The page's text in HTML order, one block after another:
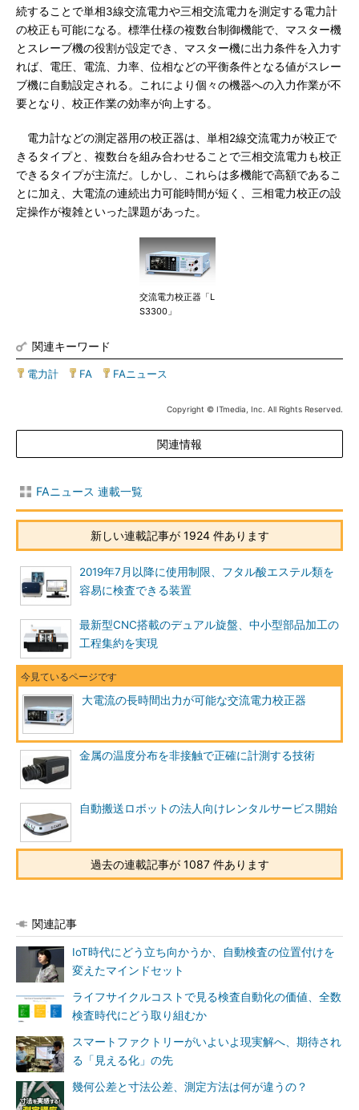
続することで単相3線交流電力や三相交流電力を測定する電力計
の校正も可能になる。標準仕様の複数台制御機能で、マスター機
とスレーブ機の役割が設定でき、マスター機に出力条件を入力す
れば、電圧、電流、力率、位相などの平衡条件となる値がスレー
ブ機に自動設定される。これにより個々の機器への入力作業が不
要となり、校正作業の効率が向上する。
電力計などの測定器用の校正器は、単相2線交流電力が校正で
きるタイプと、複数台を組み合わせることで三相交流電力も校正
できるタイプが主流だ。しかし、これらは多機能で高額であるこ
とに加え、大電流の連続出力可能時間が短く、三相電力校正の設
定操作が複雑といった課題があった。
交流電力校正器「L
S3300」
関連キーワード
電力計 FA FAニュース
Copyright © ITmedia, Inc. All Rights Reserved.
関連情報
FAニュース 連載一覧
新しい連載記事が 1924 件あります
2019年7月以降に使用制限、フタル酸エステル類を
容易に検査できる装置
最新型CNC搭載のデュアル旋盤、中小型部品加工の
工程集約を実現
大電流の長時間出力が可能な交流電力校正器
金属の温度分布を非接触で正確に計測する技術
自動搬送ロボットの法人向けレンタルサービス開始
過去の連載記事が 1087 件あります
関連記事
IoT時代にどう立ち向かうか、自動検査の位置付けを
変えたマインドセット
ライフサイクルコストで見る検査自動化の価値、全数
検査時代にどう取り組むか
スマートファクトリーがいよいよ現実解へ、期待され
る「見える化」の先
幾何公差と寸法公差、測定方法は何が違うの？